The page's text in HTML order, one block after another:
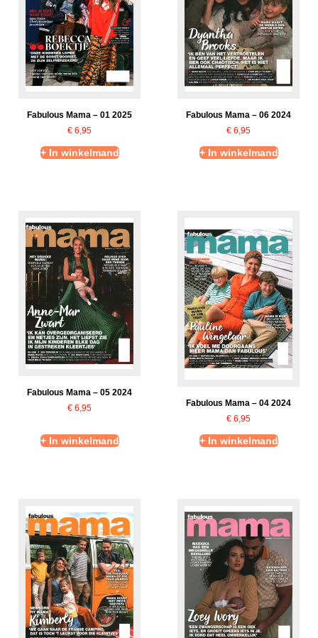
Fabulous Mama – 01 2025
€ 6,95
+ In winkelmand
Fabulous Mama – 06 2024
€ 6,95
+ In winkelmand
Fabulous Mama – 05 2024
€ 6,95
+ In winkelmand
Fabulous Mama – 04 2024
€ 6,95
+ In winkelmand